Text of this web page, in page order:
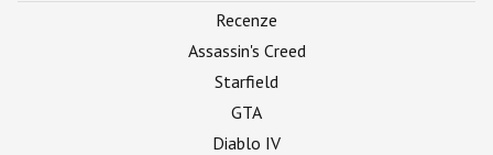
Recenze
Assassin's Creed
Starfield
GTA
Diablo IV